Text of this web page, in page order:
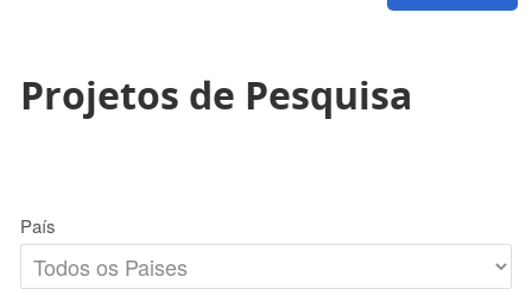
Projetos de Pesquisa
País